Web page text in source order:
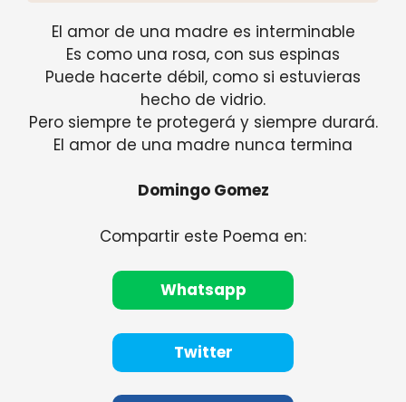
El amor de una madre es interminable
Es como una rosa, con sus espinas
Puede hacerte débil, como si estuvieras
hecho de vidrio.
Pero siempre te protegerá y siempre durará.
El amor de una madre nunca termina
Domingo Gomez
Compartir este Poema en:
Whatsapp
Twitter